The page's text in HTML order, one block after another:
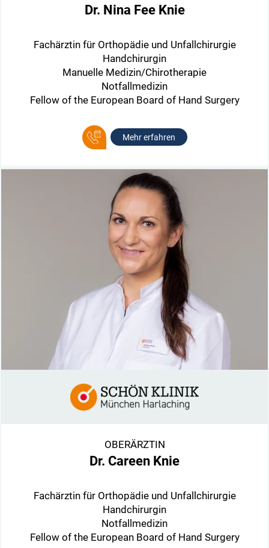
Dr. Nina Fee Knie
Fachärztin für Orthopädie und Unfallchirurgie
Handchirurgin
Manuelle Medizin/Chirotherapie
Notfallmedizin
Fellow of the European Board of Hand Surgery
Mehr erfahren
OBERÄRZTIN
Dr. Careen Knie
Fachärztin für Orthopädie und Unfallchirurgie
Handchirurgin
Notfallmedizin
Fellow of the European Board of Hand Surgery